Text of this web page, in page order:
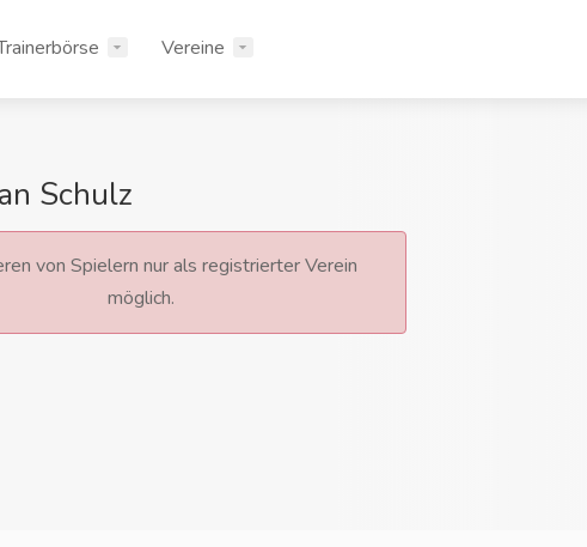
Vereine
Schulz
von Spielern nur als registrierter Verein
möglich.